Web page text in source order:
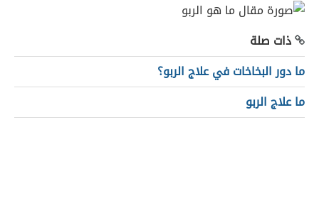
ذات صلة
ما دور البخاخات في علاج الربو؟
ما علاج الربو